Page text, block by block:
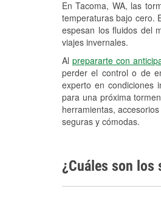
En Tacoma, WA, las
temperaturas bajo cero.
espesan los fluidos del
viajes invernales.
Alprepararte con
perder el control o de
experto en condiciones
para una próxima
herramientas,
seguras y cómodas.
¿Cuáles son los